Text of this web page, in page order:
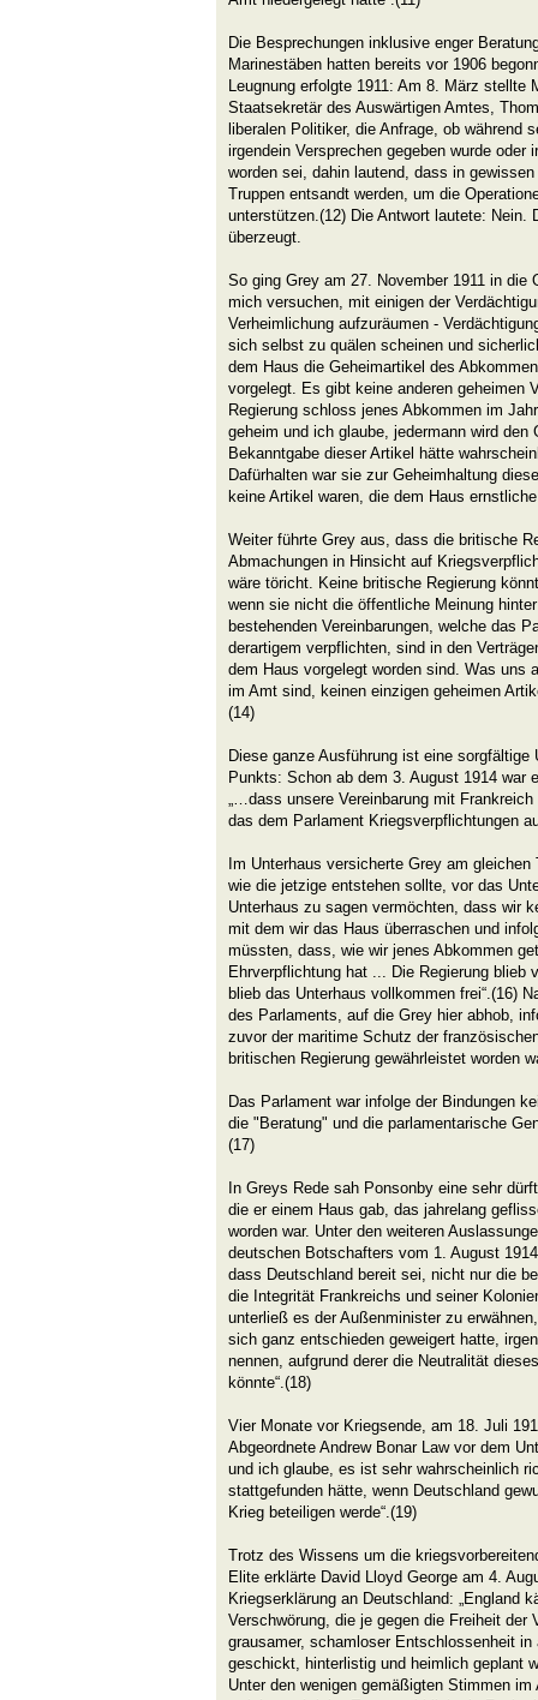
Die Besprechungen inklusive enger
Marinestäben hatten bereits vor 1906
Leugnung erfolgte 1911: Am 8. März stellte
Staatsekretär des Auswärtigen Amtes,
liberalen Politiker, die Anfrage, ob während
irgendein Versprechen gegeben wurde oder
worden sei, dahin lautend, dass in
Truppen entsandt werden, um die
unterstützen.(12) Die Antwort lautete: Nein.
überzeugt.
So ging Grey am 27. November 1911 in die
mich versuchen, mit einigen der
Verheimlichung aufzuräumen -
sich selbst zu quälen scheinen und
dem Haus die Geheimartikel des
vorgelegt. Es gibt keine anderen geheimen
Regierung schloss jenes Abkommen im
geheim und ich glaube, jedermann wird den
Bekanntgabe dieser Artikel hätte
Dafürhalten war sie zur Geheimhaltung
keine Artikel waren, die dem Haus
Weiter führte Grey aus, dass die britische
Abmachungen in Hinsicht auf
wäre töricht. Keine britische Regierung
wenn sie nicht die öffentliche Meinung
bestehenden Vereinbarungen, welche das
derartigem verpflichten, sind in den
dem Haus vorgelegt worden sind. Was uns
im Amt sind, keinen einzigen geheimen
(14)
Diese ganze Ausführung ist eine sorgfältige
Punkts: Schon ab dem 3. August 1914 war
„…dass unsere Vereinbarung mit
das dem Parlament Kriegsverpflichtungen
Im Unterhaus versicherte Grey am
wie die jetzige entstehen sollte, vor das
Unterhaus zu sagen vermöchten, dass wir
mit dem wir das Haus überraschen und
müssten, dass, wie wir jenes Abkommen
Ehrverpflichtung hat ... Die Regierung blieb
blieb das Unterhaus vollkommen frei“.(16)
des Parlaments, auf die Grey hier abhob,
zuvor der maritime Schutz der
britischen Regierung gewährleistet worden
Das Parlament war infolge der Bindungen
die "Beratung" und die parlamentarische
(17)
In Greys Rede sah Ponsonby eine sehr
die er einem Haus gab, das jahrelang
worden war. Unter den weiteren
deutschen Botschafters vom 1. August
dass Deutschland bereit sei, nicht nur die
die Integrität Frankreichs und seiner
unterließ es der Außenminister zu
sich ganz entschieden geweigert hatte,
nennen, aufgrund derer die Neutralität
könnte“.(18)
Vier Monate vor Kriegsende, am 18. Juli
Abgeordnete Andrew Bonar Law vor dem
und ich glaube, es ist sehr wahrscheinlich
stattgefunden hätte, wenn Deutschland
Krieg beteiligen werde“.(19)
Trotz des Wissens um die
Elite erklärte David Lloyd George am 4.
Kriegserklärung an Deutschland: „England
Verschwörung, die je gegen die Freiheit der
grausamer, schamloser Entschlossenheit
geschickt, hinterlistig und heimlich geplant
Unter den wenigen gemäßigten Stimmen